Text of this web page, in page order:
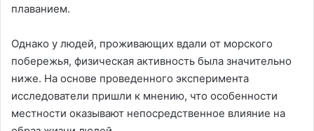
плаванием.
Однако у людей, проживающих вдали от морского
побережья, физическая активность была значительно
ниже. На основе проведенного эксперимента
исследователи пришли к мнению, что особенности
местности оказывают непосредственное влияние на